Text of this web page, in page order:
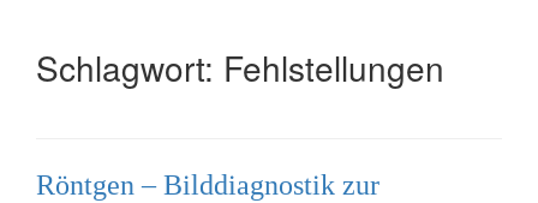
Schlagwort: Fehlstellungen
Röntgen – Bilddiagnostik zur